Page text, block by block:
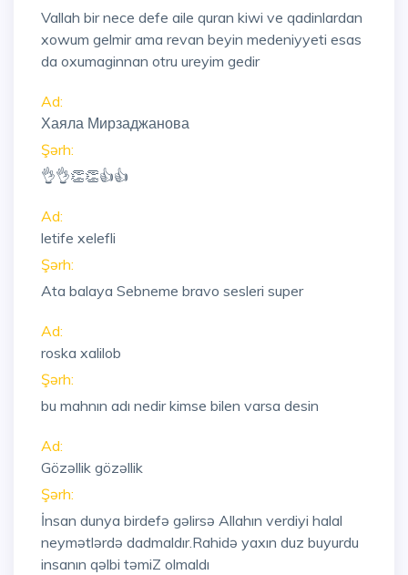
Vallah bir nece defe aile quran kiwi ve qadinlardan
xowum gelmir ama revan beyin medeniyyeti esas
da oxumaginnan otru ureyim gedir
Ad:
Хаяла Мирзаджанова
Şərh:
👌👌👏👏👍👍
Ad:
letife xelefli
Şərh:
Ata balaya Sebneme bravo sesleri super
Ad:
roska xalilob
Şərh:
bu mahnın adı nedir kimse bilen varsa desin
Ad:
Gözəllik gözəllik
Şərh:
İnsan dunya birdefə gəlirsə Allahın verdiyi halal
neymətlərdə dadmaldır.Rahidə yaxın duz buyurdu
insanın qəlbi təmiZ olmaldı